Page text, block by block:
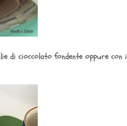
di cioccolato fondente oppure con i